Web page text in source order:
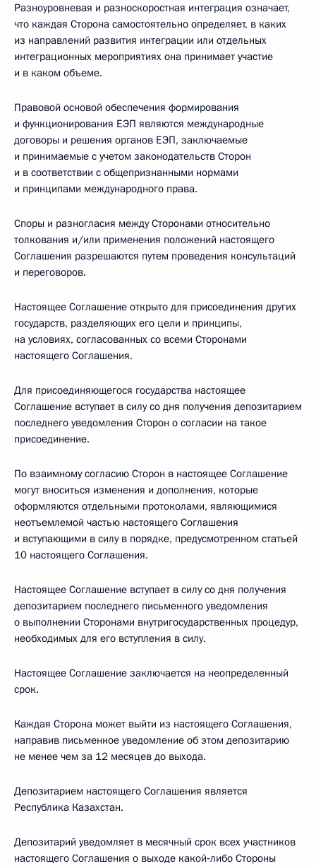
Разноуровневая и разноскоростная интеграция означает,
что каждая Сторона самостоятельно определяет, в каких
из направлений развития интеграции или отдельных
интеграционных мероприятиях она принимает участие
и в каком объеме.
Правовой основой обеспечения формирования
и функционирования ЕЭП являются международные
договоры и решения органов ЕЭП, заключаемые
и принимаемые с учетом законодательств Сторон
и в соответствии с общепризнанными нормами
и принципами международного права.
Споры и разногласия между Сторонами относительно
толкования и/или применения положений настоящего
Соглашения разрешаются путем проведения консультаций
и переговоров.
Настоящее Соглашение открыто для присоединения других
государств, разделяющих его цели и принципы,
на условиях, согласованных со всеми Сторонами
настоящего Соглашения.
Для присоединяющегося государства настоящее
Соглашение вступает в силу со дня получения депозитарием
последнего уведомления Сторон о согласии на такое
присоединение.
По взаимному согласию Сторон в настоящее Соглашение
могут вноситься изменения и дополнения, которые
оформляются отдельными протоколами, являющимися
неотъемлемой частью настоящего Соглашения
и вступающими в силу в порядке, предусмотренном статьей
10 настоящего Соглашения.
Настоящее Соглашение вступает в силу со дня получения
депозитарием последнего письменного уведомления
о выполнении Сторонами внутригосударственных процедур,
необходимых для его вступления в силу.
Настоящее Соглашение заключается на неопределенный
срок.
Каждая Сторона может выйти из настоящего Соглашения,
направив письменное уведомление об этом депозитарию
не менее чем за 12 месяцев до выхода.
Депозитарием настоящего Соглашения является
Республика Казахстан.
Депозитарий уведомляет в месячный срок всех участников
настоящего Соглашения о выходе какой‑либо Стороны